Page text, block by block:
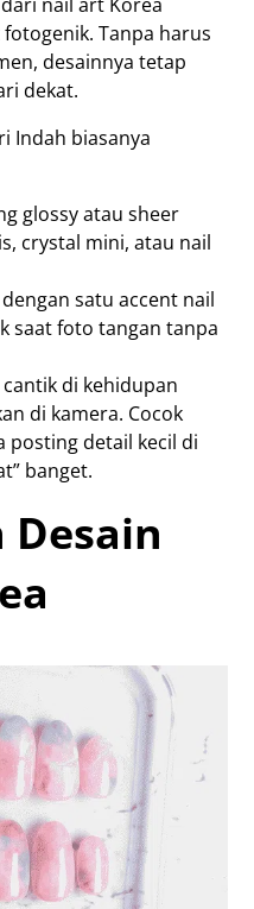
Tanpa harus
desainnya tetap
dekat.
Indah biasanya
glossy atau sheer
crystal mini, atau nail
satu accent nail
saat foto tangan tanpa
di kehidupan
di kamera. Cocok
posting detail kecil di
banget.